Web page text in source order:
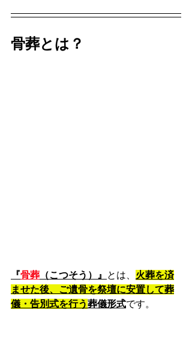
骨葬とは？
『骨葬 （こつそう）』 とは、 火葬を済
ませた後、ご遺骨を祭壇に安置して葬
儀・告別式を行う葬儀形式です。